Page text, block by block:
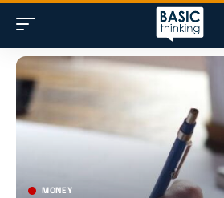
MONEY